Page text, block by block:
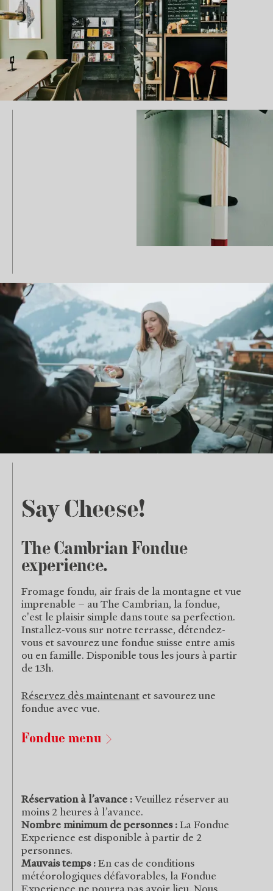
Say Cheese!
The Cambrian Fondue
experience.
Fromage fondu, air frais de la montagne et vue
imprenable – au The Cambrian, la fondue,
c'est le plaisir simple dans toute sa perfection.
Installez-vous sur notre terrasse, détendez-
vous et savourez une fondue suisse entre amis
ou en famille. Disponible tous les jours à partir
de 13h.
Réservez dès maintenant et savourez une
fondue avec vue.
Fondue menu
Réservation à l’avance :Veuillez réserver au
moins 2 heures à l’avance.
Nombre minimum de personnes :La Fondue
Experience est disponible à partir de 2
personnes.
Mauvais temps :En cas de conditions
météorologiques défavorables, la Fondue
Experience ne pourra pas avoir lieu. Nous